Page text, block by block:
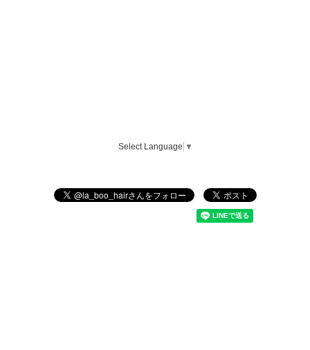
Select Language ▼